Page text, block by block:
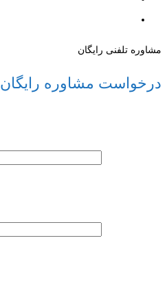
مشاوره تلفنی رایگان
درخواست مشاوره رایگان